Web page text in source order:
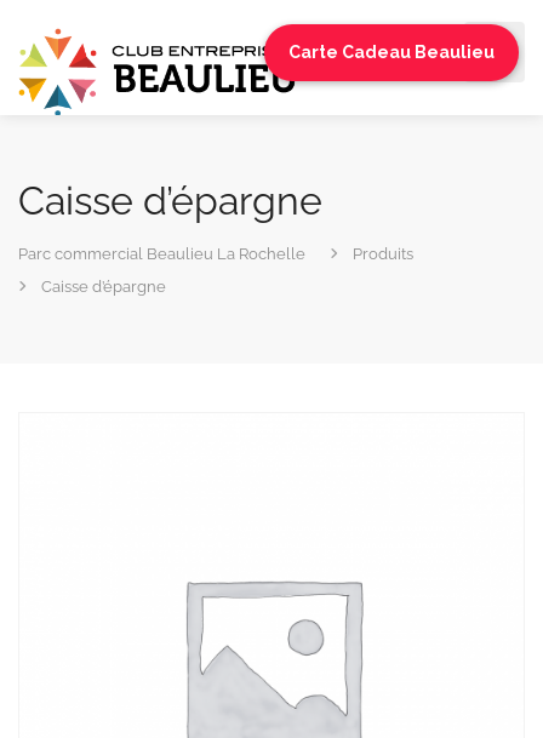
Carte Cadeau Beaulieu
Caisse d’épargne
Parc commercial Beaulieu La Rochelle
Produits
Caisse d’épargne